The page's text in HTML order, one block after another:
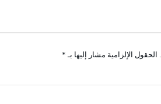
الحقول الإلزامية مشار إليها بـ *